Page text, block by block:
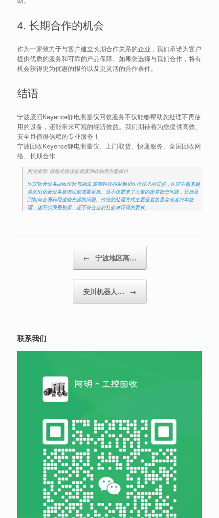
4. 长期合作的机会
作为一家致力于与客户建立长期合作关系的企业，我们承诺为客户
提供优质的服务和可靠的产品保障。如果您选择与我们合作，将有
机会获得更为优惠的报价以及更灵活的合作条件。
结语
宁波废旧Keyence静电测量仪回收服务不仅能够帮助您处理不再使
用的设备，还能带来可观的经济效益。我们期待着为您提供高效、
安全且值得信赖的专业服务！
宁波回收Keyence静电测量仪、上门取货、快递服务、全国回收网
络、长期合作
相关推荐: 医院化验设备报废回收利用方案探讨
医院化验设备回收现状与挑战 随着科技的发展和医疗技术的进步，医院中越来越
多的旧化验设备被淘汰或需要更换。这不仅带来了大量的废弃物资问题，还涉及
到如何合理利用这些资源的问题。传统的处理方式主要是直接丢弃或者简单处
理，这不仅浪费资源，还不符合当前社会对环保的要求。…
← 宁波地区高…
安川机器人… →
联系我们